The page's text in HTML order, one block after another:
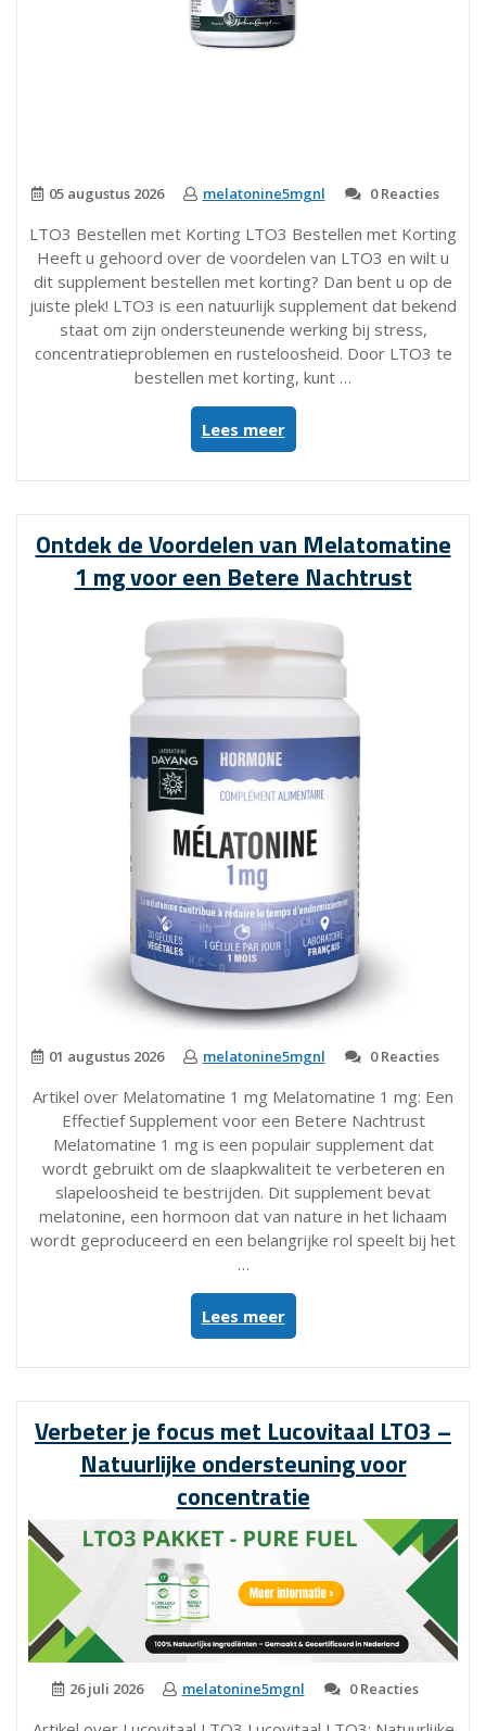
05 augustus 2026 melatonine5mgnl 0 Reacties
LTO3 Bestellen met Korting LTO3 Bestellen met Korting
Heeft u gehoord over de voordelen van LTO3 en wilt u
dit supplement bestellen met korting? Dan bent u op de
juiste plek! LTO3 is een natuurlijk supplement dat bekend
staat om zijn ondersteunende werking bij stress,
concentratieproblemen en rusteloosheid. Door LTO3 te
bestellen met korting, kunt …
Lees meer“Bestel
LTO3
met
Optimaal
Voordeel”
Ontdek de Voordelen van Melatomatine
1 mg voor een Betere Nachtrust
01 augustus 2026 melatonine5mgnl 0 Reacties
Artikel over Melatomatine 1 mg Melatomatine 1 mg: Een
Effectief Supplement voor een Betere Nachtrust
Melatomatine 1 mg is een populair supplement dat
wordt gebruikt om de slaapkwaliteit te verbeteren en
slapeloosheid te bestrijden. Dit supplement bevat
melatonine, een hormoon dat van nature in het lichaam
wordt geproduceerd en een belangrijke rol speelt bij het
…
Lees meer“Ontdek
de
Voordelen
1
mg
voor
een
Betere
Nachtrust”
Verbeter je focus met Lucovitaal LTO3 –
Natuurlijke ondersteuning voor
concentratie
26 juli 2026 melatonine5mgnl 0 Reacties